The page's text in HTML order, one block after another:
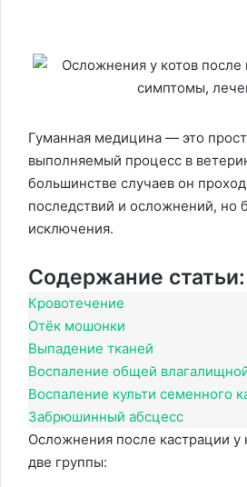
Гуманная медицина — это
выполняемый процесс в
большинстве случаев он
последствий и осложнений, но
исключения.
Содержание статьи:
Кровотечение
Отёк мошонки
Выпадение тканей
Воспаление общей
Воспаление культи семенного
Забрюшинный абсцесс
Осложнения после кастрации у
две группы: